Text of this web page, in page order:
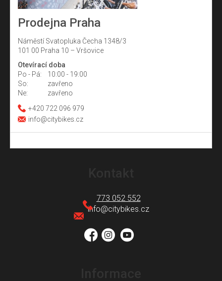
Prodejna Praha
Náměstí Svatopluka Čecha 1348/3
101 00 Praha 10 – Vršovice
Otevírací doba
Po - Pá:
10:00 - 19:00
So:
zavřeno
Ne:
zavřeno
+420 722 096 979
info@citybikes.cz
info@citybikes.cz
773 052 552